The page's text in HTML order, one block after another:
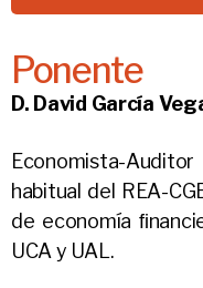
Ponente
D. David García
Economista-
habitual del REA-
de economía
UCA y UAL.